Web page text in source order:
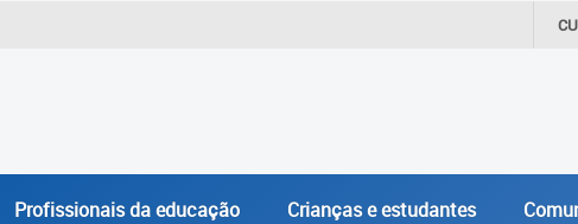
Profissionais da educação Crianças e estudantes